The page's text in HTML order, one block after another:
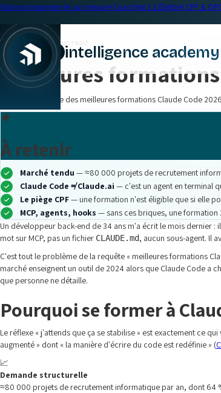
Votre programme IA sur mesure·Coaching 1:1·Éligible CPF &
intelligence academy
← Blog
Formation IA
•15 min read
Meilleures
Comparatif neutre des meilleures formations Claude Code
À retenir
Marché tendu — ≈80 000 projets de recrutement
Claude Code ≠ Claude.ai — c'est un agent en terminal
Le piège CPF— une formation n'est éligible que si elle
MCP, agents, hooks — sans ces briques, une formation
Un développeur back-end de 34 ans m'a écrit le mois dernier
mot sur MCP, pas un fichier CLAUDE.md, aucun sous-agent. Il
C'est tout le problème de la requête « meilleures formations
marché enseignent un outil de 2024 alors que Claude Code a
que personne ne détaille.
Pourquoi se former à
Le réflexe « j'attends que ça se stabilise » est exactement ce
augmenté » dont « la manière d'écrire du code est redéfinie » (
📈
Demande structurelle
≈80 000 projets de recrutement informatique par an, dont 64